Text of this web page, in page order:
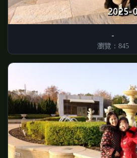
瀏覽：845